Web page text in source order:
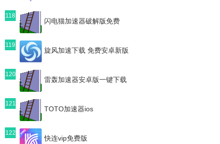
118
闪电猫加速器破解版免费
119
旋风加速下载 免费安卓新版
120
雷轰加速器安卓版一键下载
121
TOTO加速器ios
122
快连vip免费版